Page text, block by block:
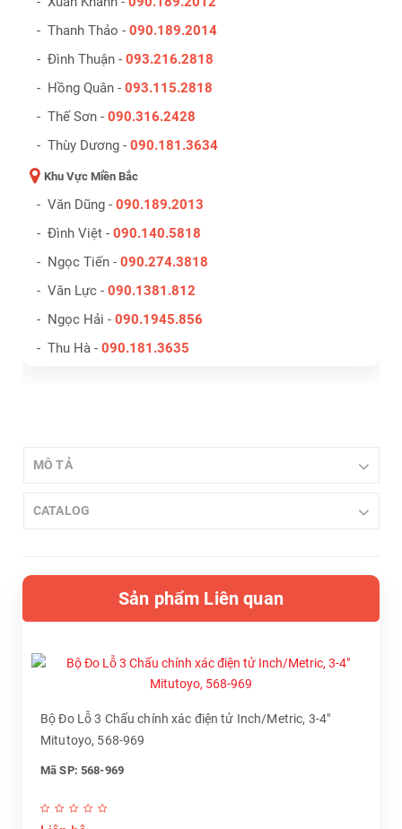
- Thanh Thảo - 090.189.2014
- Đình Thuận - 093.216.2818
- Hồng Quân - 093.115.2818
- Thế Sơn - 090.316.2428
- Thùy Dương - 090.181.3634
Khu Vực Miền Bắc
- Văn Dũng - 090.189.2013
- Đình Việt - 090.140.5818
- Ngọc Tiến - 090.274.3818
- Văn Lực - 090.1381.812
- Ngọc Hải - 090.1945.856
- Thu Hà - 090.181.3635
MÔ TẢ
CATALOG
Sản phẩm Liên quan
Bộ Đo Lỗ 3 Chấu chính xác điện tử Inch/Metric, 3-4"
Mitutoyo, 568-969
Mã SP: 568-969